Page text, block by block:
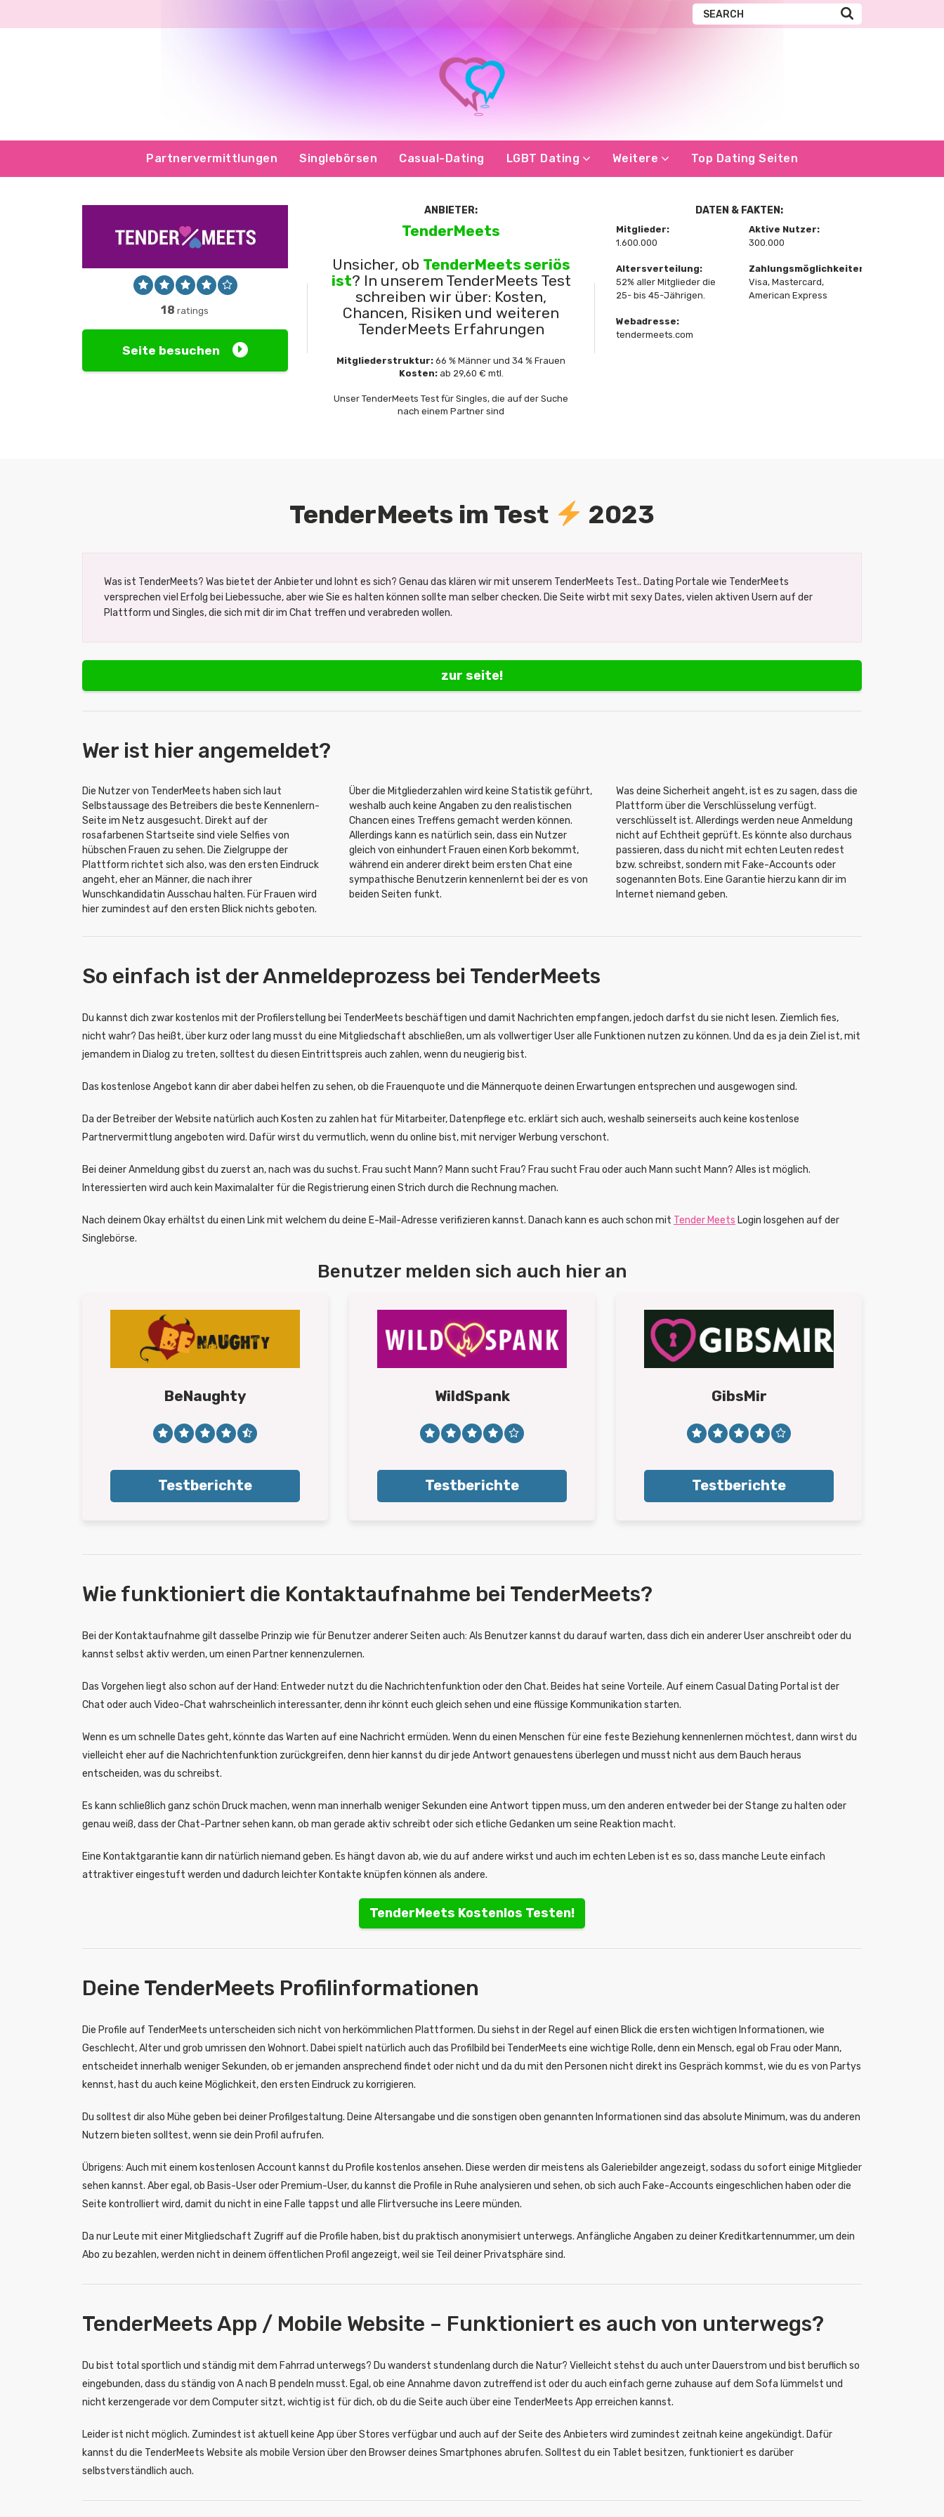
Partnervermittlungen Singlebörsen Casual-Dating LGBT Dating Weitere Top Dating Seiten
18 ratings
Seite besuchen
ANBIETER:
TenderMeets
Unsicher, ob TenderMeets seriös
ist? In unserem TenderMeets Test
schreiben wir über: Kosten,
Chancen, Risiken und weiteren
TenderMeets Erfahrungen
Mitgliederstruktur: 66 % Männer und 34 % Frauen
Kosten:ab 29,60 € mtl.
Unser TenderMeets Test für Singles, die auf der Suche
nach einem Partner sind
DATEN & FAKTEN:
Mitglieder:
1.600.000
Aktive Nutzer:
300.000
Altersverteilung:
52% aller Mitglieder die
25- bis 45-Jährigen.
Zahlungsmöglichkeiten:
Visa, Mastercard,
American Express
Webadresse:
tendermeets.com
TenderMeets im Test 2023
Was ist TenderMeets? Was bietet der Anbieter und lohnt es sich? Genau das klären wir mit unserem TenderMeets Test.. Dating Portale wie TenderMeets
versprechen viel Erfolg bei Liebessuche, aber wie Sie es halten können sollte man selber checken. Die Seite wirbt mit sexy Dates, vielen aktiven Usern auf der
Plattform und Singles, die sich mit dir im Chat treffen und verabreden wollen.
zur seite!
Wer ist hier angemeldet?
Die Nutzer von TenderMeets haben sich laut
Selbstaussage des Betreibers die beste Kennenlern-
Seite im Netz ausgesucht. Direkt auf der
rosafarbenen Startseite sind viele Selfies von
hübschen Frauen zu sehen. Die Zielgruppe der
Plattform richtet sich also, was den ersten Eindruck
angeht, eher an Männer, die nach ihrer
Wunschkandidatin Ausschau halten. Für Frauen wird
hier zumindest auf den ersten Blick nichts geboten.
Über die Mitgliederzahlen wird keine Statistik geführt,
weshalb auch keine Angaben zu den realistischen
Chancen eines Treffens gemacht werden können.
Allerdings kann es natürlich sein, dass ein Nutzer
gleich von einhundert Frauen einen Korb bekommt,
während ein anderer direkt beim ersten Chat eine
sympathische Benutzerin kennenlernt bei der es von
beiden Seiten funkt.
Was deine Sicherheit angeht, ist es zu sagen, dass die
Plattform über die Verschlüsselung verfügt.
verschlüsselt ist. Allerdings werden neue Anmeldung
nicht auf Echtheit geprüft. Es könnte also durchaus
passieren, dass du nicht mit echten Leuten redest
bzw. schreibst, sondern mit Fake-Accounts oder
sogenannten Bots. Eine Garantie hierzu kann dir im
Internet niemand geben.
So einfach ist der Anmeldeprozess bei TenderMeets
Du kannst dich zwar kostenlos mit der Profilerstellung bei TenderMeets beschäftigen und damit Nachrichten empfangen, jedoch darfst du sie nicht lesen. Ziemlich fies,
nicht wahr? Das heißt, über kurz oder lang musst du eine Mitgliedschaft abschließen, um als vollwertiger User alle Funktionen nutzen zu können. Und da es ja dein Ziel ist, mit
jemandem in Dialog zu treten, solltest du diesen Eintrittspreis auch zahlen, wenn du neugierig bist.
Das kostenlose Angebot kann dir aber dabei helfen zu sehen, ob die Frauenquote und die Männerquote deinen Erwartungen entsprechen und ausgewogen sind.
Da der Betreiber der Website natürlich auch Kosten zu zahlen hat für Mitarbeiter, Datenpflege etc. erklärt sich auch, weshalb seinerseits auch keine kostenlose
Partnervermittlung angeboten wird. Dafür wirst du vermutlich, wenn du online bist, mit nerviger Werbung verschont.
Bei deiner Anmeldung gibst du zuerst an, nach was du suchst. Frau sucht Mann? Mann sucht Frau? Frau sucht Frau oder auch Mann sucht Mann? Alles ist möglich.
Interessierten wird auch kein Maximalalter für die Registrierung einen Strich durch die Rechnung machen.
Nach deinem Okay erhältst du einen Link mit welchem du deine E-Mail-Adresse verifizieren kannst. Danach kann es auch schon mit Tender Meets Login losgehen auf der
Singlebörse.
Benutzer melden sich auch hier an
BeNaughty
Testberichte
WildSpank
Testberichte
GibsMir
Testberichte
Wie funktioniert die Kontaktaufnahme bei TenderMeets?
Bei der Kontaktaufnahme gilt dasselbe Prinzip wie für Benutzer anderer Seiten auch: Als Benutzer kannst du darauf warten, dass dich ein anderer User anschreibt oder du
kannst selbst aktiv werden, um einen Partner kennenzulernen.
Das Vorgehen liegt also schon auf der Hand: Entweder nutzt du die Nachrichtenfunktion oder den Chat. Beides hat seine Vorteile. Auf einem Casual Dating Portal ist der
Chat oder auch Video-Chat wahrscheinlich interessanter, denn ihr könnt euch gleich sehen und eine flüssige Kommunikation starten.
Wenn es um schnelle Dates geht, könnte das Warten auf eine Nachricht ermüden. Wenn du einen Menschen für eine feste Beziehung kennenlernen möchtest, dann wirst du
vielleicht eher auf die Nachrichtenfunktion zurückgreifen, denn hier kannst du dir jede Antwort genauestens überlegen und musst nicht aus dem Bauch heraus
entscheiden, was du schreibst.
Es kann schließlich ganz schön Druck machen, wenn man innerhalb weniger Sekunden eine Antwort tippen muss, um den anderen entweder bei der Stange zu halten oder
genau weiß, dass der Chat-Partner sehen kann, ob man gerade aktiv schreibt oder sich etliche Gedanken um seine Reaktion macht.
Eine Kontaktgarantie kann dir natürlich niemand geben. Es hängt davon ab, wie du auf andere wirkst und auch im echten Leben ist es so, dass manche Leute einfach
attraktiver eingestuft werden und dadurch leichter Kontakte knüpfen können als andere.
TenderMeets Kostenlos Testen!
Deine TenderMeets Profilinformationen
Die Profile auf TenderMeets unterscheiden sich nicht von herkömmlichen Plattformen. Du siehst in der Regel auf einen Blick die ersten wichtigen Informationen, wie
Geschlecht, Alter und grob umrissen den Wohnort. Dabei spielt natürlich auch das Profilbild bei TenderMeets eine wichtige Rolle, denn ein Mensch, egal ob Frau oder Mann,
entscheidet innerhalb weniger Sekunden, ob er jemanden ansprechend findet oder nicht und da du mit den Personen nicht direkt ins Gespräch kommst, wie du es von Partys
kennst, hast du auch keine Möglichkeit, den ersten Eindruck zu korrigieren.
Du solltest dir also Mühe geben bei deiner Profilgestaltung. Deine Altersangabe und die sonstigen oben genannten Informationen sind das absolute Minimum, was du anderen
Nutzern bieten solltest, wenn sie dein Profil aufrufen.
Übrigens: Auch mit einem kostenlosen Account kannst du Profile kostenlos ansehen. Diese werden dir meistens als Galeriebilder angezeigt, sodass du sofort einige Mitglieder
sehen kannst. Aber egal, ob Basis-User oder Premium-User, du kannst die Profile in Ruhe analysieren und sehen, ob sich auch Fake-Accounts eingeschlichen haben oder die
Seite kontrolliert wird, damit du nicht in eine Falle tappst und alle Flirtversuche ins Leere münden.
Da nur Leute mit einer Mitgliedschaft Zugriff auf die Profile haben, bist du praktisch anonymisiert unterwegs. Anfängliche Angaben zu deiner Kreditkartennummer, um dein
Abo zu bezahlen, werden nicht in deinem öffentlichen Profil angezeigt, weil sie Teil deiner Privatsphäre sind.
TenderMeets App / Mobile Website – Funktioniert es auch von unterwegs?
Du bist total sportlich und ständig mit dem Fahrrad unterwegs? Du wanderst stundenlang durch die Natur? Vielleicht stehst du auch unter Dauerstrom und bist beruflich so
eingebunden, dass du ständig von A nach B pendeln musst. Egal, ob eine Annahme davon zutreffend ist oder du auch einfach gerne zuhause auf dem Sofa lümmelst und
nicht kerzengerade vor dem Computer sitzt, wichtig ist für dich, ob du die Seite auch über eine TenderMeets App erreichen kannst.
Leider ist nicht möglich. Zumindest ist aktuell keine App über Stores verfügbar und auch auf der Seite des Anbieters wird zumindest zeitnah keine angekündigt. Dafür
kannst du die TenderMeets Website als mobile Version über den Browser deines Smartphones abrufen. Solltest du ein Tablet besitzen, funktioniert es darüber
selbstverständlich auch.